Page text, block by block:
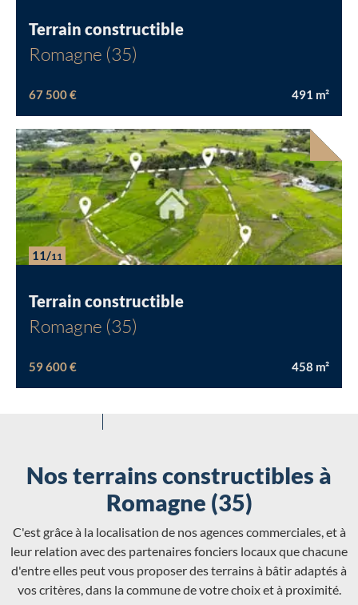
Terrain constructible
Romagne (35)
67 500 € 491 m²
11/11
Terrain constructible
Romagne (35)
59 600 € 458 m²
Nos terrains constructibles à
Romagne (35)
C'est grâce à la localisation de nos agences commerciales, et à
leur relation avec des partenaires fonciers locaux que chacune
d'entre elles peut vous proposer des terrains à bâtir adaptés à
vos critères, dans la commune de votre choix et à proximité.